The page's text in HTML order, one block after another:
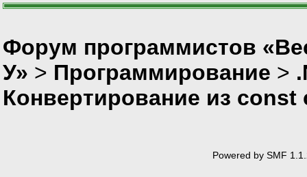
Форум программистов
У» > Программирование >
Конвертирование из const
Powered by SMF